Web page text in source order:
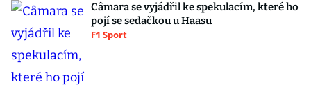
Câmara se vyjádřil ke spekulacím, které ho
pojí se sedačkou u Haasu
F1 Sport